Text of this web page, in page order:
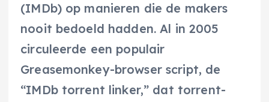
(IMDb) op manieren die de makers
nooit bedoeld hadden. Al in 2005
circuleerde een populair
Greasemonkey-browser script, de
“IMDb torrent linker,” dat torrent-